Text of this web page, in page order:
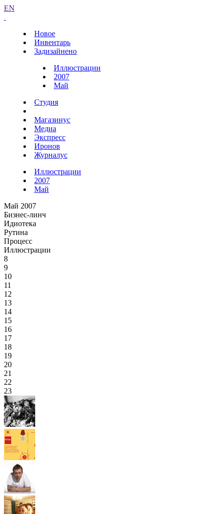
EN
Новое
Инвентарь
Задизайнено
Иллюстрации
2007
Май
Студия
Магазинус
Медиа
Экспресс
Иронов
Журналус
Иллюстрации
2007
Май
Май 2007
Бизнес-линч
Идиотека
Рутина
Процесс
Иллюстрации
8
9
10
11
12
13
14
15
16
17
18
19
20
21
22
23